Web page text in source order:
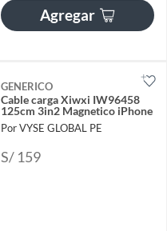
Agregar
GENERICO
Cable carga Xiwxi IW96458
125cm 3in2 Magnetico iPhone
Por VYSE GLOBAL PE
S/ 159